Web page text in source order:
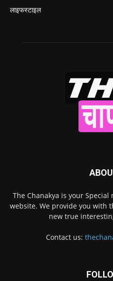
लाइफस्टाइल
The Chanakya is your
website. We provide you with
new true
Contact us: